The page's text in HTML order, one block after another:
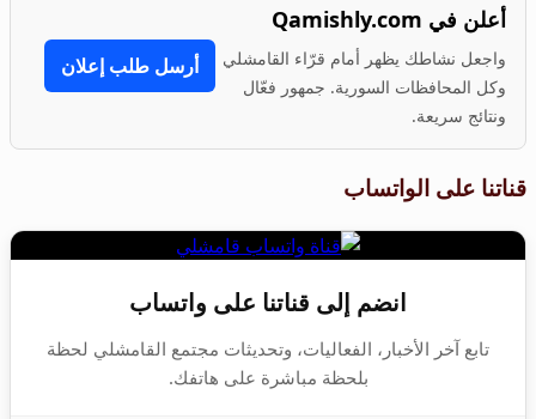
أعلن في Qamishly.com
واجعل نشاطك يظهر أمام قرّاء القامشلي
وكل المحافظات السورية. جمهور فعّال
ونتائج سريعة.
أرسل طلب إعلان
قناتنا على الواتساب
انضم إلى قناتنا على واتساب
تابع آخر الأخبار، الفعاليات، وتحديثات مجتمع القامشلي لحظة
بلحظة مباشرة على هاتفك.